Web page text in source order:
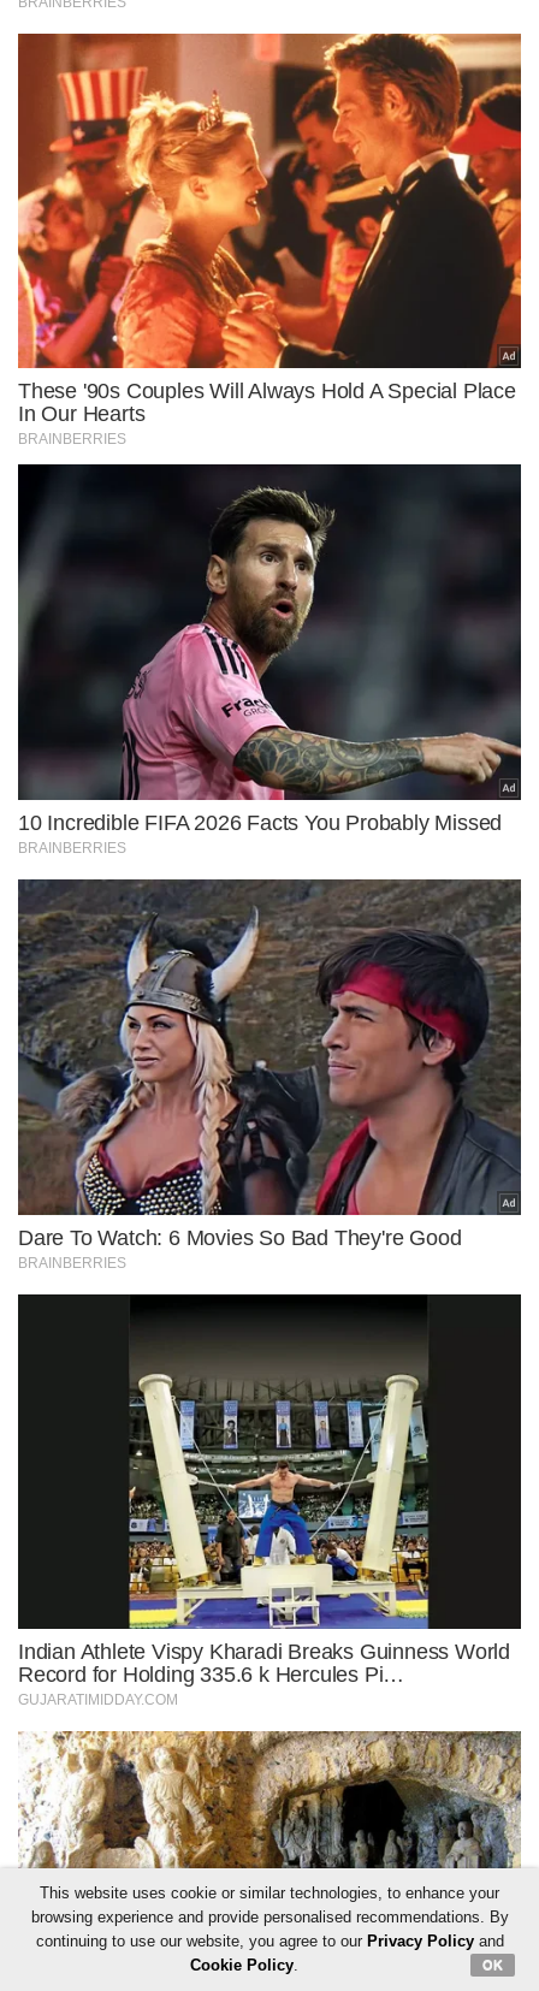
This website uses cookie or similar technologies, to enhance your
browsing experience and provide personalised recommendations. By
continuing to use our website, you agree to our Privacy Policyand
Cookie Policy. OK